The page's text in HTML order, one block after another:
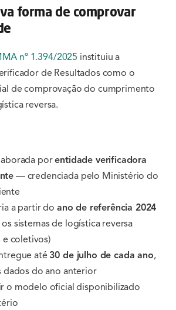
forma de comprovar
nº 1.394/2025 instituiu a
de Resultados como o
de comprovação do cumprimento
reversa.
porentidade verificadora
— credenciada pelo Ministério do
a partir do ano de referência 2024
sistemas de logística reversa
e coletivos)
até 30 de julho de cada ano,
dados do ano anterior
o modelo oficial disponibilizado